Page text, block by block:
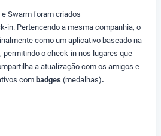
Swarm foram criados
in. Pertencendo a mesma companhia, o
como um aplicativo baseado na
permitindo o check-in nos lugares que
a atualização com os amigos e
com badges (medalhas).